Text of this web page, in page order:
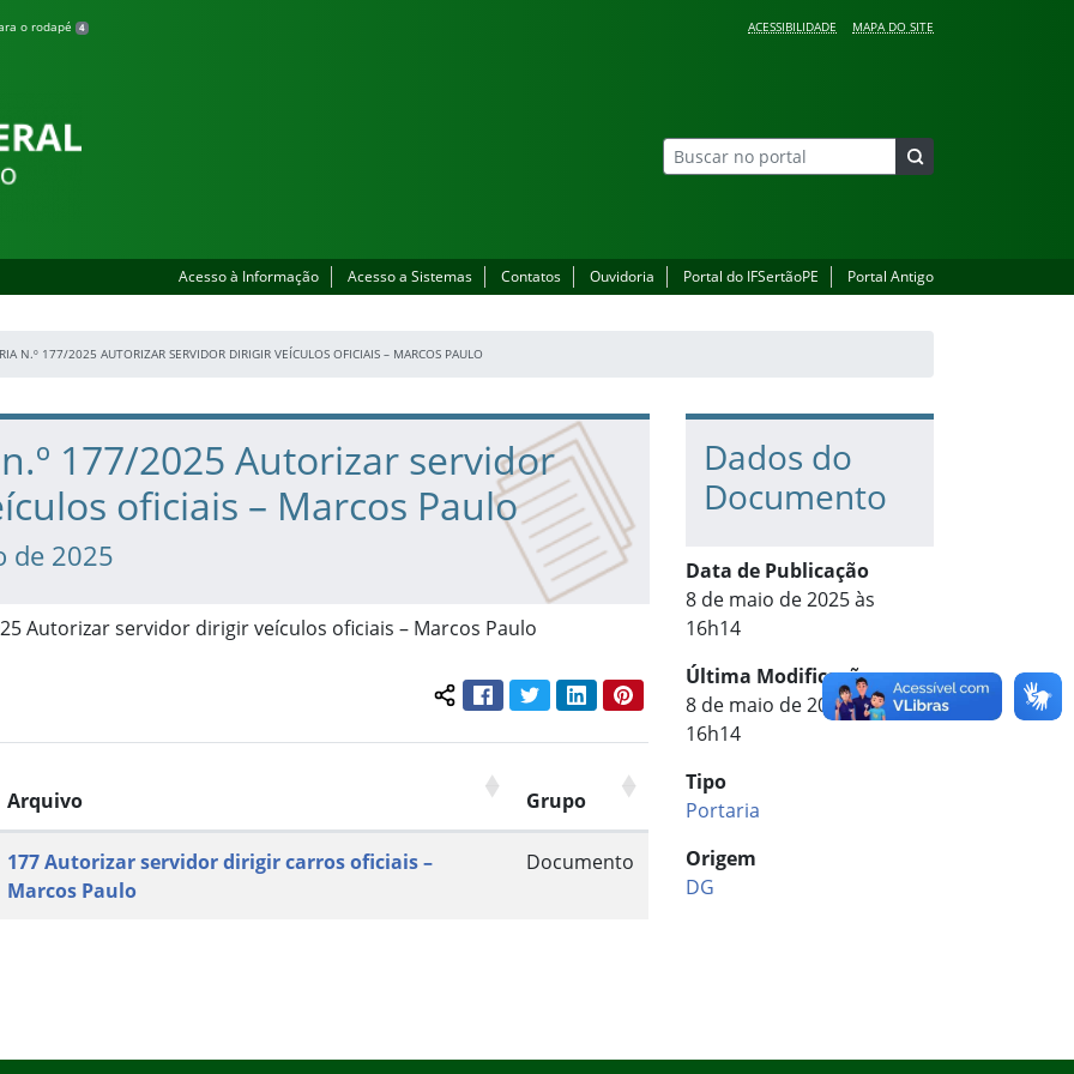
o rodapé 4 ACESSIBILIDADE MAPA DO SITE
Acesso à Informação Acesso a Sistemas Contatos Ouvidoria Portal do IFSertãoPE Portal Antigo
N.º 177/2025 AUTORIZAR SERVIDOR DIRIGIR VEÍCULOS OFICIAIS – MARCOS PAULO
177/2025 Autorizar servidor
oficiais – Marcos Paulo
de 2025
Autorizar servidor dirigir veículos oficiais – Marcos Paulo
Compartilhar conteúdo:
FacebookTwitterLinkedInPinterest
Arquivo Grupo
177 Autorizar servidor dirigir carros oficiais –
Marcos Paulo
Documento
Dados do
Documento
Data de Publicação
8 de maio de 2025 às
16h14
Última Modificação
8 de maio de 2025 às
16h14
Tipo
Portaria
Origem
DG